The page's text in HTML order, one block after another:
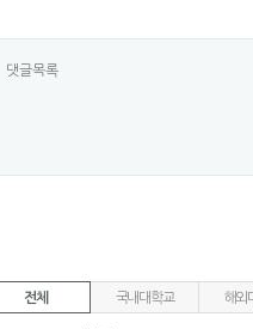
댓글목록
전체 국내대학교 해외